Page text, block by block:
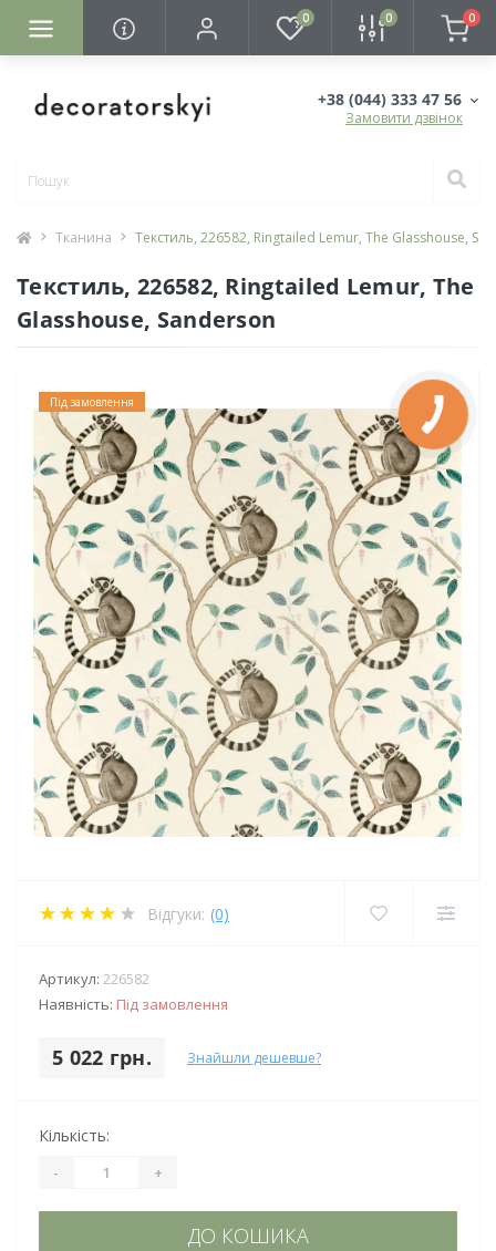
0 0 0
+38 (044) 333 47 56
Замовити дзвінок
Тканина Текстиль, 226582, Ringtailed Lemur, The Glasshouse,
Текстиль, 226582, Ringtailed Lemur, The
Glasshouse, Sanderson
Під замовлення
Відгуки: (0)
Артикул: 226582
Наявність: Під замовлення
5 022 грн. Знайшли дешевше?
Кількість:
- +
ДО КОШИКА